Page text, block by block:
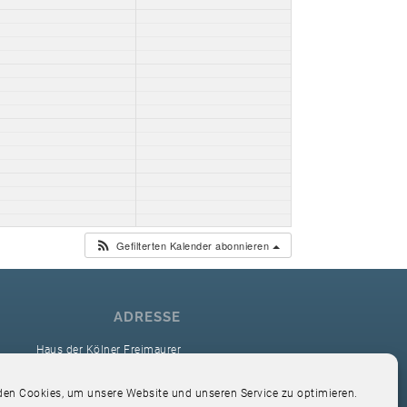
Cookies, um unsere Website und unseren Service zu optimieren.
Gefilterten Kalender abonnieren
ADRESSE
Haus der Kölner Freimaurer
Hardefuststr. 9